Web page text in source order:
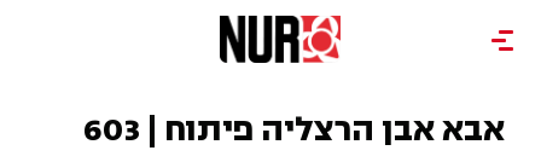
אבא אבן הרצליה פיתוח | 603